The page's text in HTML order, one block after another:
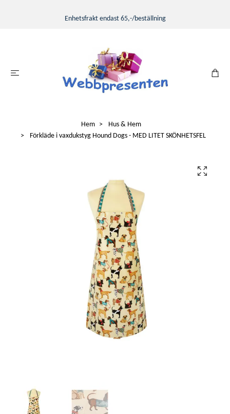
Enhetsfrakt endast 65,-/beställning
Hem
Hus & Hem
Förkläde i vaxdukstyg Hound Dogs - MED LITET SKÖNHETSFEL